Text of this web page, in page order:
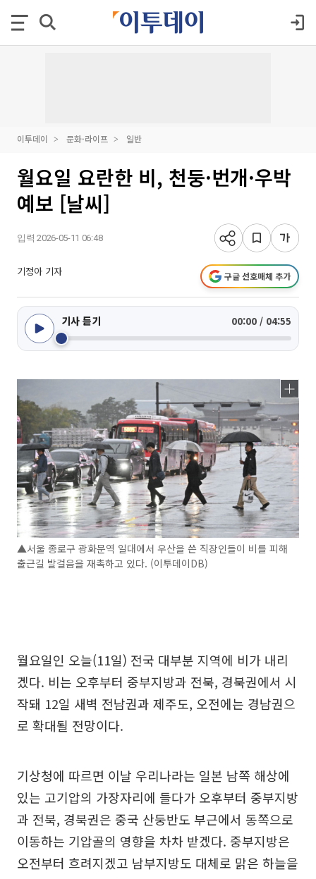
이투데이 문화·라이프 일반
월요일 요란한 비, 천둥·번개·우박
예보 [날씨]
입력 2026-05-11 06:48
기정아 기자 구글 선호매체 추가
기사 듣기 00:00 / 04:55
▲서울 종로구 광화문역 일대에서 우산을 쓴 직장인들이 비를 피해
출근길 발걸음을 재촉하고 있다. (이투데이DB)
월요일인 오늘(11일) 전국 대부분 지역에 비가 내리
겠다. 비는 오후부터 중부지방과 전북, 경북권에서 시
작돼 12일 새벽 전남권과 제주도, 오전에는 경남권으
로 확대될 전망이다.
기상청에 따르면 이날 우리나라는 일본 남쪽 해상에
있는 고기압의 가장자리에 들다가 오후부터 중부지방
과 전북, 경북권은 중국 산둥반도 부근에서 동쪽으로
이동하는 기압골의 영향을 차차 받겠다. 중부지방은
오전부터 흐려지겠고 남부지방도 대체로 맑은 하늘을